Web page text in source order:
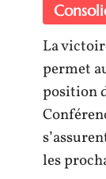
La
permet
position
les